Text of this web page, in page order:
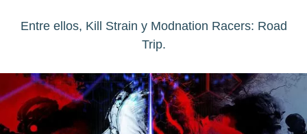
Entre ellos, Kill Strain y Modnation Racers: Road
Trip.